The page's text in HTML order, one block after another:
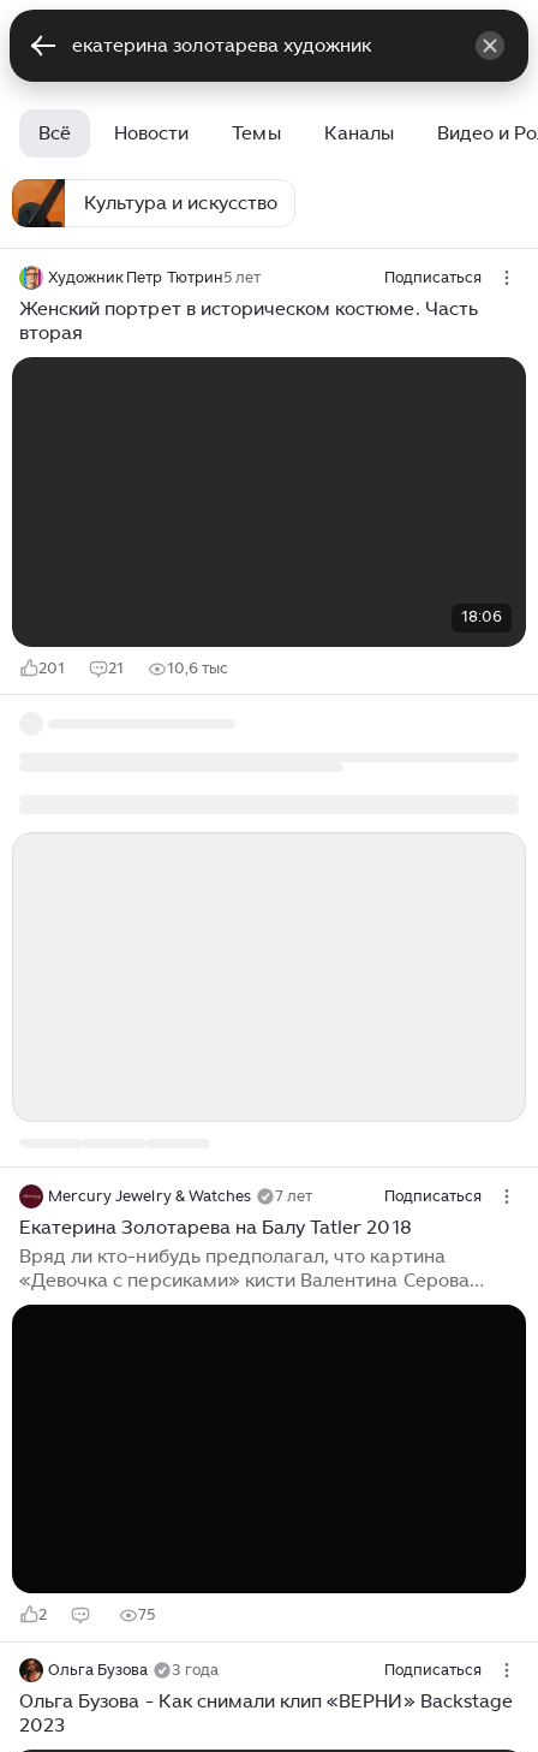
Всё Новости Темы Каналы Видео и
Культура и искусство
Художник Петр Тютрин5 лет Подписаться
Женский портрет в историческом костюме. Часть
вторая
18:06
201 21 10,6 тыс
Mercury Jewelry & Watches 7 лет Подписаться
Екатерина Золотарева на Балу Tatler 2018
Вряд ли кто-нибудь предполагал, что картина
«Девочка с персиками» кисти Валентина Серова
сможет когда-нибудь ожить. Но на Балу Tatler 2018 с
2 75
Ольга Бузова 3 года Подписаться
Ольга Бузова - Как снимали клип «ВЕРНИ» Backstage
2023